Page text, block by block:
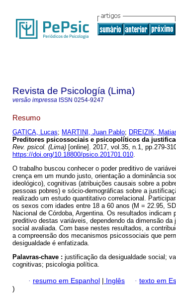
Revista de Psicología (Lima)
versão impressa ISSN 0254-9247
Resumo
GATICA, Lucas; MARTINI, Juan Pablo; DREIZIK,
Preditores psicossociais e psicopolíticos da
Rev. psicol. (Lima) [online]. 2017, vol.35, n.1, pp.279-
https://doi.org/10.18800/psico.201701.010.
O trabalho buscou conhecer o poder preditivo de
crença em um mundo justo, orientação a dominância
ideológico), cognitivas (atribuições causais sobre a
pessoas pobres) e sócio-demográficas sobre a
realizado um estudo quantitativo correlacional.
os sexos com idades entre 18 a 60 anos (M = 22.95,
Nacional de Córdoba, Argentina. Os resultados indicam
preditivo destas variáveis, dependendo da dimensão da
social avaliada. Com base nestes resultados, a
a compreensão dos mecanismos psicossociais que
desigualdade é enfatizada.
Palavras-chave : justificação da desigualdade social;
cognitivas; psicologia política.
· resumo em Espanhol | Inglês · texto em
)